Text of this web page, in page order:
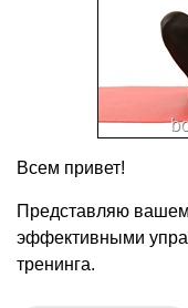
Всем привет!
Представляю
эффективными
тренинга.